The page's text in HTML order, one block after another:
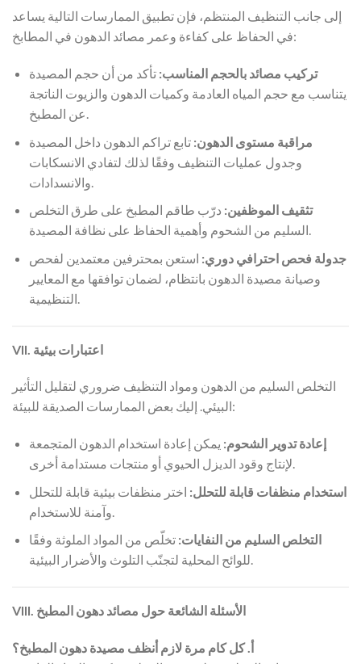
إلى جانب التنظيف المنتظم، فإن تطبيق الممارسات التالية يساعد
في الحفاظ على كفاءة وعمر مصائد الدهون في المطابخ:
تركيب مصائد بالحجم المناسب: تأكد من أن حجم المصيدة
يتناسب مع حجم المياه العادمة وكميات الدهون والزيوت الناتجة
عن المطبخ.
مراقبة مستوى الدهون: تابع تراكم الدهون داخل المصيدة
وجدول عمليات التنظيف وفقًا لذلك لتفادي الانسكابات
تثقيف الموظفين: درّب طاقم المطبخ على طرق التخلص
السليم من الشحوم وأهمية الحفاظ على نظافة المصيدة.
جدولة فحص احترافي دوري: استعن بمحترفين معتمدين لفحص
وصيانة مصيدة الدهون بانتظام، لضمان توافقها مع المعايير
VII. اعتبارات بيئية
التخلص السليم من الدهون ومواد التنظيف ضروري لتقليل التأثير
البيئي. إليك بعض الممارسات الصديقة للبيئة:
إعادة تدوير الشحوم: يمكن إعادة استخدام الدهون المتجمعة
لإنتاج وقود الديزل الحيوي أو منتجات مستدامة أخرى.
استخدام منظفات قابلة للتحلل: اختر منظفات بيئية قابلة للتحلل
التخلص السليم من النفايات: تخلّص من المواد الملوثة وفقًا
للوائح المحلية لتجنّب التلوث والأضرار البيئية.
VIII. الأسئلة الشائعة حول مصائد دهون المطبخ
أ. كل كام مرة لازم أنظف مصيدة دهون المطبخ؟